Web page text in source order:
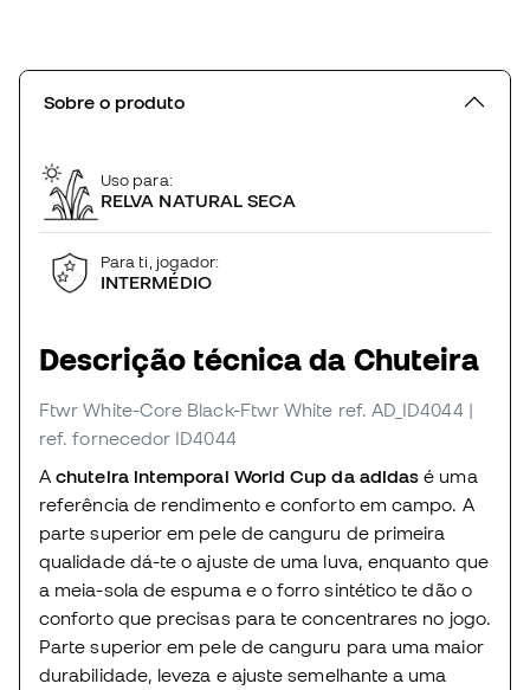
Sobre o produto
Uso para:
RELVA NATURAL SECA
Para ti, jogador:
INTERMÉDIO
Descrição técnica da Chuteira
Ftwr White-Core Black-Ftwr White ref. AD_ID4044 |
ref. fornecedor ID4044
A chuteira intemporal World Cup da adidasé uma
referência de rendimento e conforto em campo. A
parte superior em pele de canguru de primeira
qualidade dá-te o ajuste de uma luva, enquanto que
a meia-sola de espuma e o forro sintético te dão o
conforto que precisas para te concentrares no jogo.
Parte superior em pele de canguru para uma maior
durabilidade, leveza e ajuste semelhante a uma